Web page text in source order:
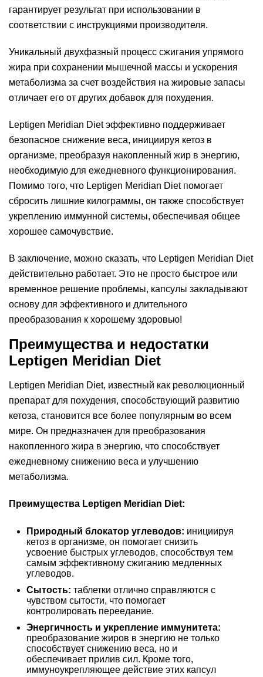
гарантирует результат при использовании в
соответствии с инструкциями производителя.
Уникальный двухфазный процесс сжигания упрямого
жира при сохранении мышечной массы и ускорения
метаболизма за счет воздействия на жировые запасы
отличает его от других добавок для похудения.
Leptigen Meridian Diеt эффективно поддерживает
безопасное снижение веса, инициируя кетоз в
организме, преобразуя накопленный жир в энергию,
необходимую для ежедневного функционирования.
Помимо того, что Leptigen Meridian Diеt помогает
сбросить лишние килограммы, он также способствует
укреплению иммунной системы, обеспечивая общее
хорошее самочувствие.
В заключение, можно сказать, что Leptigen Meridian Diеt
действительно работает. Это не просто быстрое или
временное решение проблемы, капсулы закладывают
основу для эффективного и длительного
преобразования к хорошему здоровью!
Преимущества и недостатки
Leptigen Meridian Diеt
Leptigen Meridian Diеt, известный как революционный
препарат для похудения, способствующий развитию
кетоза, становится все более популярным во всем
мире. Он предназначен для преобразования
накопленного жира в энергию, что способствует
ежедневному снижению веса и улучшению
метаболизма.
Преимущества Leptigen Meridian Diеt:
Природный блокатор углеводов: инициируя
кетоз в организме, он помогает снизить
усвоение быстрых углеводов, способствуя тем
самым эффективному сжиганию медленных
углеводов.
Сытость: таблетки отлично справляются с
чувством сытости, что помогает
контролировать переедание.
Энергичность и укрепление иммунитета:
преобразование жиров в энергию не только
способствует снижению веса, но и
обеспечивает прилив сил. Кроме того,
иммуноукрепляющее действие этих капсул